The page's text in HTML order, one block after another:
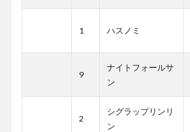
1 ハスノミ
9
ナイトフォールサ
ン
2
シグラップリンリ
ン